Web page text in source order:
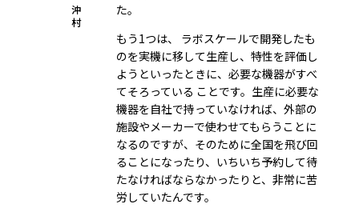
沖
村
た。
もう1つは、 ラボスケールで開発したも
のを実機に移して生産し、特性を評価し
ようといったときに、必要な機器がすべ
てそろっている ことです。生産に必要な
機器を自社で持っていなければ、外部の
施設やメーカーで使わせてもらうことに
なるのですが、そのために全国を飛び回
ることになったり、いちいち予約して待
たなければならなかったりと、非常に苦
労していたんです。